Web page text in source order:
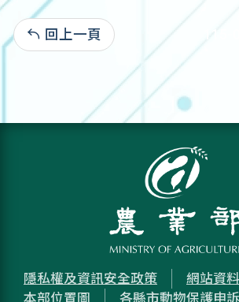
回上一頁 115-
隱私權及資訊安全政策
網站資
本部位置圖
各縣市動物保護申